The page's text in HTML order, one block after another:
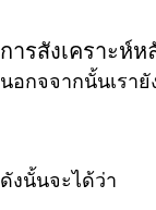
การสังเคราะห์
นอกจจากนั้นเรา
ดังนั้นจะได้ว่า